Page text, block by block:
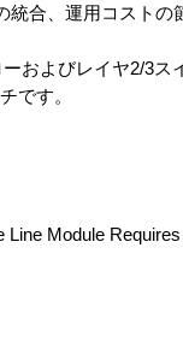
合、運用コストの
およびレイヤ2/3ス
です。
Module Requires